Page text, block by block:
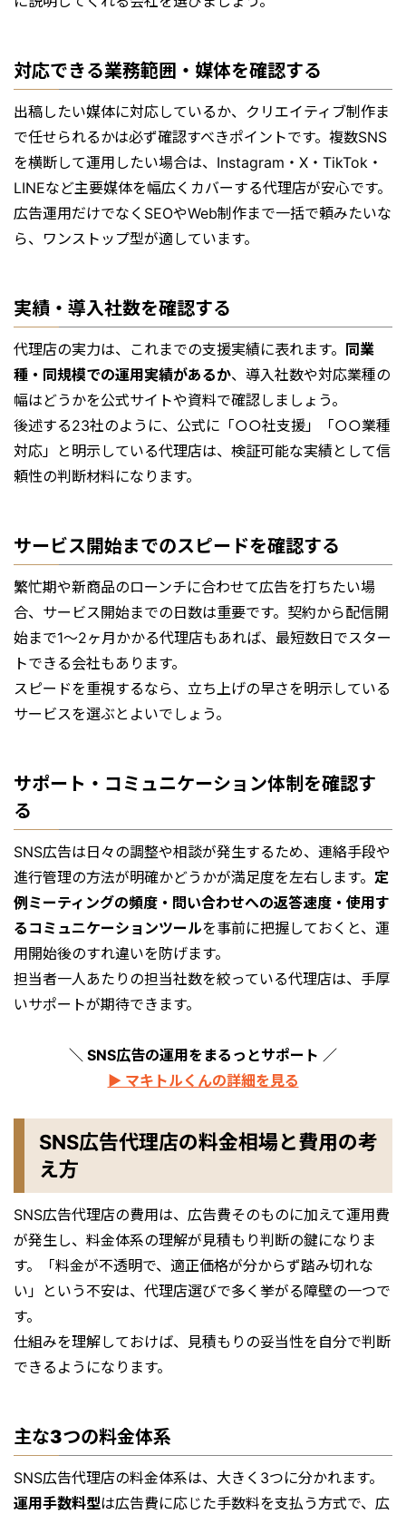
対応できる業務範囲・媒体を確認する
出稿したい媒体に対応しているか、クリエイティブ制作ま
で任せられるかは必ず確認すべきポイントです。複数SNS
を横断して運用したい場合は、Instagram・X・TikTok・
LINEなど主要媒体を幅広くカバーする代理店が安心です。
広告運用だけでなくSEOやWeb制作まで一括で頼みたいな
ら、ワンストップ型が適しています。
実績・導入社数を確認する
代理店の実力は、これまでの支援実績に表れます。 同業
種・同規模での運用実績があるか、導入社数や対応業種の
幅はどうかを公式サイトや資料で確認しましょう。
後述する23社のように、公式に「○○社支援」「○○業種
対応」と明示している代理店は、検証可能な実績として信
頼性の判断材料になります。
サービス開始までのスピードを確認する
繁忙期や新商品のローンチに合わせて広告を打ちたい場
合、サービス開始までの日数は重要です。契約から配信開
始まで1〜2ヶ月かかる代理店もあれば、最短数日でスター
トできる会社もあります。
スピードを重視するなら、立ち上げの早さを明示している
サービスを選ぶとよいでしょう。
サポート・コミュニケーション体制を確認す
る
SNS広告は日々の調整や相談が発生するため、連絡手段や
進行管理の方法が明確かどうかが満足度を左右します。 定
例ミーティングの頻度・問い合わせへの返答速度・使用す
るコミュニケーションツールを事前に把握しておくと、運
用開始後のすれ違いを防げます。
担当者一人あたりの担当社数を絞っている代理店は、手厚
いサポートが期待できます。
＼ SNS広告の運用をまるっとサポート ／
▶ マキトルくんの詳細を見る
SNS広告代理店の料金相場と費用の考
え方
SNS広告代理店の費用は、広告費そのものに加えて運用費
が発生し、料金体系の理解が見積もり判断の鍵になりま
す。「料金が不透明で、適正価格が分からず踏み切れな
い」という不安は、代理店選びで多く挙がる障壁の一つで
す。
仕組みを理解しておけば、見積もりの妥当性を自分で判断
できるようになります。
主な3つの料金体系
SNS広告代理店の料金体系は、大きく3つに分かれます。
運用手数料型は広告費に応じた手数料を支払う方式で、広